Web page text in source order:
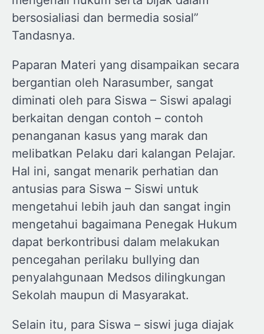
bersosialiasi dan bermedia sosial”
Tandasnya.
Paparan Materi yang disampaikan secara
bergantian oleh Narasumber, sangat
diminati oleh para Siswa – Siswi apalagi
berkaitan dengan contoh – contoh
penanganan kasus yang marak dan
melibatkan Pelaku dari kalangan Pelajar.
Hal ini, sangat menarik perhatian dan
antusias para Siswa – Siswi untuk
mengetahui lebih jauh dan sangat ingin
mengetahui bagaimana Penegak Hukum
dapat berkontribusi dalam melakukan
pencegahan perilaku bullying dan
penyalahgunaan Medsos dilingkungan
Sekolah maupun di Masyarakat.
Selain itu, para Siswa – siswi juga diajak